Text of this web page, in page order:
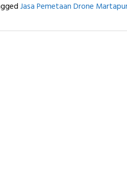
Jasa Pemetaan Drone